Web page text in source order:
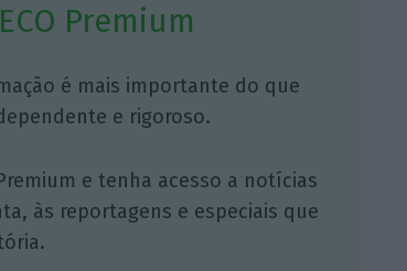
Premium
é mais importante do que
e rigoroso.
e tenha acesso a notícias
às reportagens e especiais que